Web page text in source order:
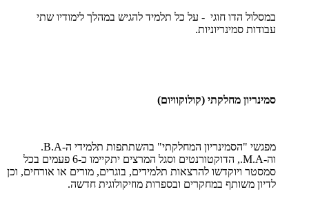
במסלול הדו חוגי - על כל תלמיד להגיש במהלך לימודיו שתי
עבודות סמינריוניות.
סמינריון מחלקתי (קולוקוויום)
מפגשי "הסמינריון המחלקתי" בהשתתפות תלמידי ה-B.A
.
וה-M.A
., הדוקטורנטים וסגל המרצים יתקיימו כ-6 פעמים בכל
סמסטר ויוקדשו להרצאות תלמידים, בוגרים, מורים או אורחים, וכן
לדיון משותף במחקרים ובספרות מוזיקולוגית חדשה.